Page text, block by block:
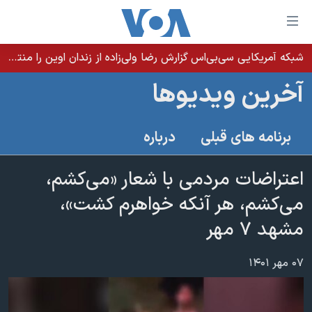
لینکهای
قابل
دسترسی
جهش
اصلی
جهش
به
اصلی
جهش
جستجو
خانه
نسخه سبک وب‌سایت
آمریکا
جهان
ورزشی
ویژه برنامه‌ها
برنامه های تلویزیونی
جدول برنامه ها
صفحه‌های ویژه
جام جهانی ۲۰۲۶
۲۵۰سالگی آمریکا
بایگانی برنامه‌های تلویزیونی
فرکانس‌های صدای آمریکا
یادگیری زبان انگلیسی
شبکه آمریکایی سی‌بی‌‌اس گزارش رضا ولی‌زاده از زندان اوین را منتشر کرد؛ کامران حکمتی پیش از آغاز شیمی‌درمانی به زندان بازگردانده شد
آخرین ویدیوها
برنامه های قبلی درباره
اعتراضات مردمی با شعار «می‌کشم،
می‌کشم، هر آنکه خواهرم کشت»،
مشهد ۷ مهر
۰۷ مهر ۱۴۰۱